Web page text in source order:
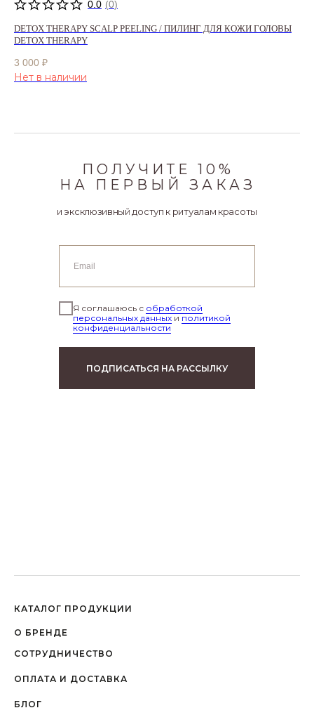
0.0 (0)
DETOX THERAPY SCALP PEELING / ПИЛИНГ ДЛЯ КОЖИ ГОЛОВЫ
DETOX THERAPY
3 000 ₽
Нет в наличии
ПОЛУЧИТЕ 10%
НА ПЕРВЫЙ ЗАКАЗ
и эксклюзивный доступ к ритуалам красоты
Я соглашаюсь с обработкой
персональных данных и политикой
конфиденциальности
ПОДПИСАТЬСЯ НА РАССЫЛКУ
СОТРУДНИЧЕСТВО
О БРЕНДЕ
КАТАЛОГ ПРОДУКЦИИ
БЛОГ
ОПЛАТА И ДОСТАВКА